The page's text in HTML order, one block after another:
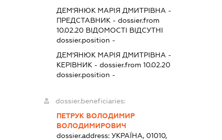
ДЕМ'ЯНЮК МАРІЯ ДМИТРІВНА -
ПРЕДСТАВНИК - dossier.from
10.02.20 ВІДОМОСТІ ВІДСУТНІ
dossier.position -
ДЕМ'ЯНЮК МАРІЯ ДМИТРІВНА -
КЕРІВНИК - dossier.from 10.02.20
dossier.position -
dossier.beneficiaries:
ПЕТРУК ВОЛОДИМИР
ВОЛОДИМИРОВИЧ
dossier.address:УКРАЇНА, 01010,